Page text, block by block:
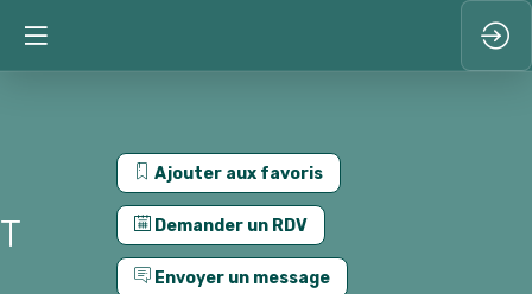
Ajouter aux favoris
Demander un RDV
Envoyer un message